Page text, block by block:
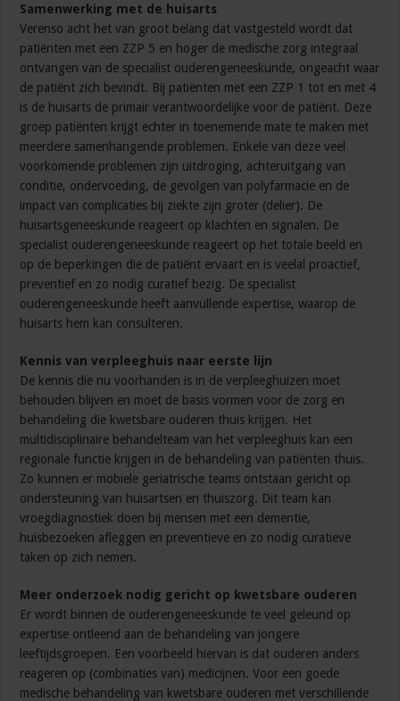
Samenwerking met de huisarts
Verenso acht het van groot belang dat vastgesteld wordt dat
patiënten met een ZZP 5 en hoger de medische zorg integraal
ontvangen van de specialist ouderengeneeskunde, ongeacht waar
de patiënt zich bevindt. Bij patiënten met een ZZP 1 tot en met 4
is de huisarts de primair verantwoordelijke voor de patiënt. Deze
groep patiënten krijgt echter in toenemende mate te maken met
meerdere samenhangende problemen. Enkele van deze veel
voorkomende problemen zijn uitdroging, achteruitgang van
conditie, ondervoeding, de gevolgen van polyfarmacie en de
impact van complicaties bij ziekte zijn groter (delier). De
huisartsgeneeskunde reageert op klachten en signalen. De
specialist ouderengeneeskunde reageert op het totale beeld en
op de beperkingen die de patiënt ervaart en is veelal proactief,
preventief en zo nodig curatief bezig. De specialist
ouderengeneeskunde heeft aanvullende expertise, waarop de
huisarts hem kan consulteren.
Kennis van verpleeghuis naar eerste lijn
De kennis die nu voorhanden is in de verpleeghuizen moet
behouden blijven en moet de basis vormen voor de zorg en
behandeling die kwetsbare ouderen thuis krijgen. Het
multidisciplinaire behandelteam van het verpleeghuis kan een
regionale functie krijgen in de behandeling van patiënten thuis.
Zo kunnen er mobiele geriatrische teams ontstaan gericht op
ondersteuning van huisartsen en thuiszorg. Dit team kan
vroegdiagnostiek doen bij mensen met een dementie,
huisbezoeken afleggen en preventieve en zo nodig curatieve
taken op zich nemen.
Meer onderzoek nodig gericht op kwetsbare ouderen
Er wordt binnen de ouderengeneeskunde te veel geleund op
expertise ontleend aan de behandeling van jongere
leeftijdsgroepen. Een voorbeeld hiervan is dat ouderen anders
reageren op (combinaties van) medicijnen. Voor een goede
medische behandeling van kwetsbare ouderen met verschillende